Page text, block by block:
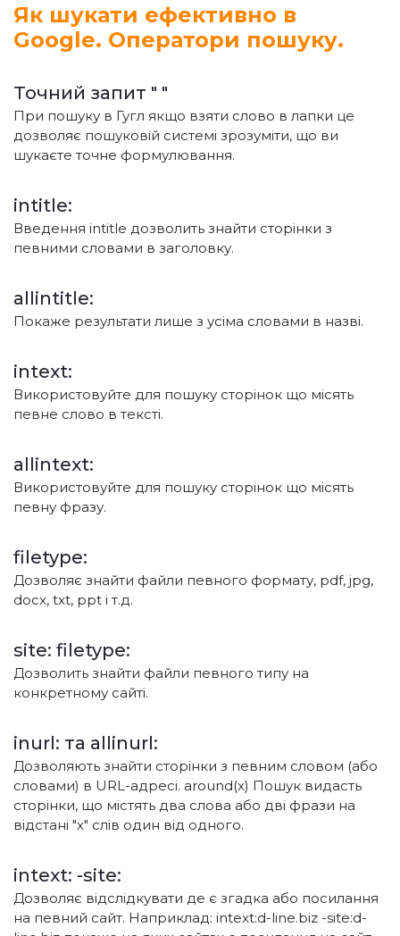
Як шукати ефективно в
Google. Оператори пошуку.
Точний запит " "
При пошуку в Гугл якщо взяти слово в лапки це
дозволяє пошуковій системі зрозуміти, що ви
шукаєте точне формулювання.
intitle:
Введення intitle дозволить знайти сторінки з
певними словами в заголовку.
allintitle:
Покаже результати лише з усіма словами в назві.
intext:
Використовуйте для пошуку сторінок що місять
певне слово в тексті.
allintext:
Використовуйте для пошуку сторінок що місять
певну фразу.
filetype:
Дозволяє знайти файли певного формату, pdf, jpg,
docx, txt, ppt і т.д.
site: filetype:
Дозволить знайти файли певного типу на
конкретному сайті.
inurl: та allinurl:
Дозволяють знайти сторінки з певним словом (або
словами) в URL-адресі. around(x) Пошук видасть
сторінки, що містять два слова або дві фрази на
відстані "x" слів один від одного.
intext: -site:
Дозволяє відслідкувати де є згадка або посилання
на певний сайт. Наприклад: intext:d-line.biz -site:d-